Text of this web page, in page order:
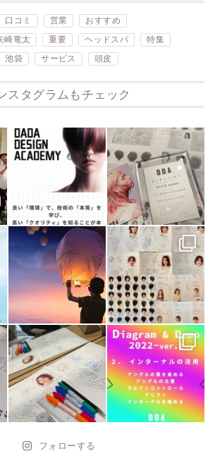
口コミ 営業
おすすめ
崎竜太 重要 ヘッドスパ
特集
池袋 サービス 頭皮
スタグラムもチェック
フォローする